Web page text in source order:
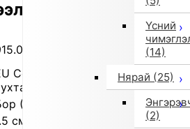
Үсний
(14)
Нярай (25)
(2)
9132
Comfort Shoes (Европын тав
гутал)
(9132)
см